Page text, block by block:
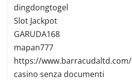
dingdongtogel
Slot Jackpot
GARUDA168
mapan777
https://www.barracudaltd.com/
casino senza documenti